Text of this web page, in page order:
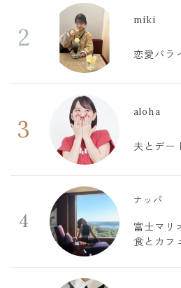
2
miki
恋愛バラ
3
aloha
夫とデー
4
ナッパ
富士マリ
食とカフ